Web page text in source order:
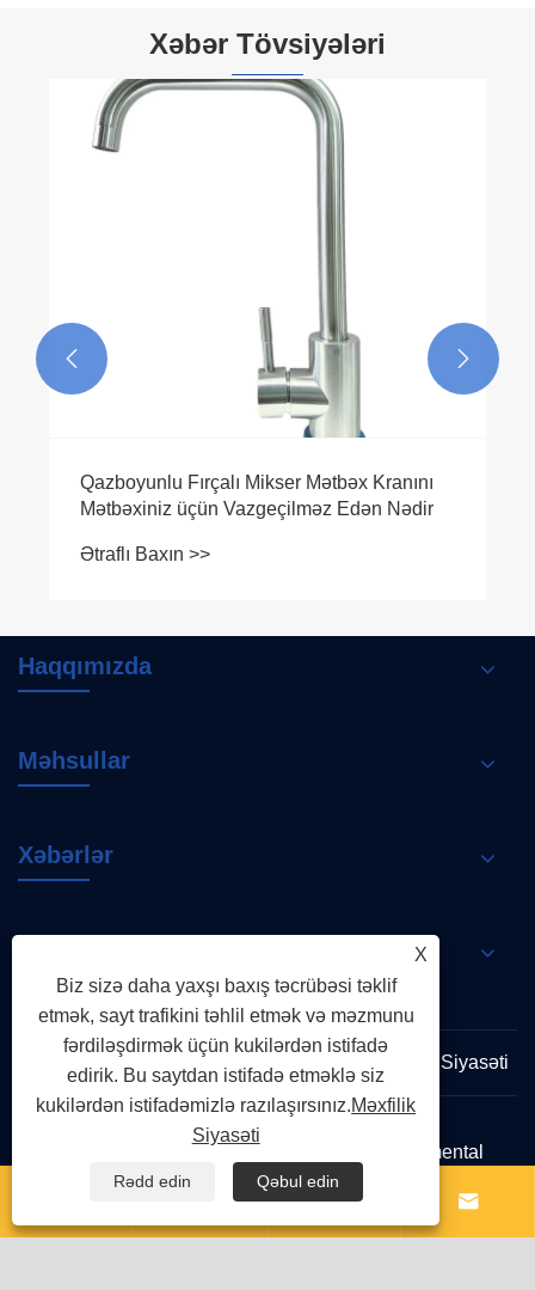
Xəbər Tövsiyələri
Qazboyunlu Fırçalı Mikser Mətbəx Kranını
Mətbəxiniz üçün Vazgeçilməz Edən Nədir
Ətraflı Baxın >>
 
Haqqımızda
Məhsullar
Xəbərlər
Sitemap Məxfilik Siyasəti
Copyright © 2026 Zhejiang Shenchi Environmental
Protection Technology Co., Ltd. Bütün hüquqlar qorunur
 
X
Biz sizə daha yaxşı baxış təcrübəsi təklif
etmək, sayt trafikini təhlil etmək və məzmunu
fərdiləşdirmək üçün kukilərdən istifadə
edirik. Bu saytdan istifadə etməklə siz
kukilərdən istifadəmizlə razılaşırsınız.Məxfilik
Siyasəti
Rədd edin Qəbul edin